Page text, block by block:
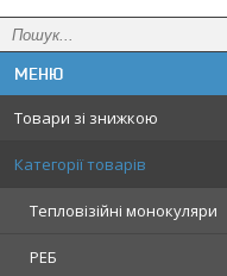
Товари зі знижкою
Категорії товарів
Тепловізійні монокуляри
РЕБ